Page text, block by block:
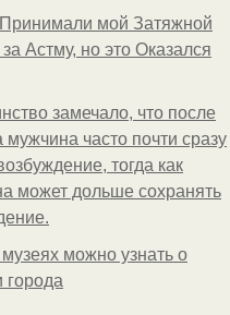
мой Затяжной
Астму, но это Оказался
замечало, что после
мужчина часто почти сразу
тогда как
может дольше сохранять
музеях можно узнать о
города